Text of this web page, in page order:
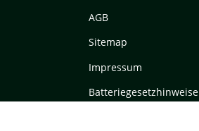
AGB
Sitemap
Impressum
Batteriegesetzhinweise